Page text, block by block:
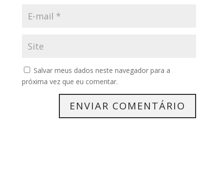
Salvar meus dados neste navegador para a
próxima vez que eu comentar.